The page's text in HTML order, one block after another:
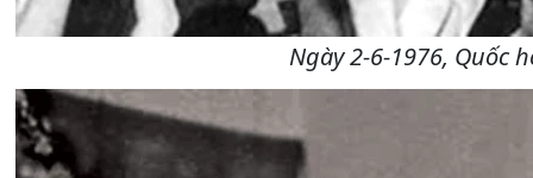
Ngày 2-6-1976, Quốc